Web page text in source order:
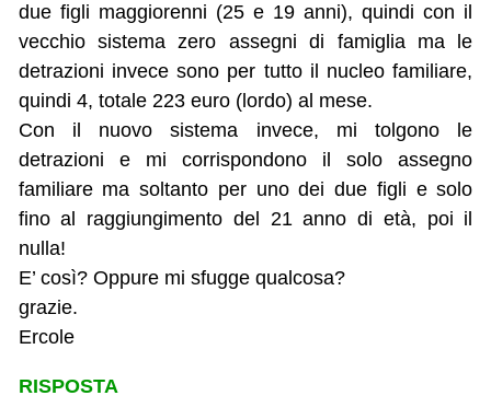
due figli maggiorenni (25 e 19 anni), quindi con il
vecchio sistema zero assegni di famiglia ma le
detrazioni invece sono per tutto il nucleo familiare,
quindi 4, totale 223 euro (lordo) al mese.
Con il nuovo sistema invece, mi tolgono le
detrazioni e mi corrispondono il solo assegno
familiare ma soltanto per uno dei due figli e solo
fino al raggiungimento del 21 anno di età, poi il
nulla!
E’ così? Oppure mi sfugge qualcosa?
grazie.
Ercole
RISPOSTA